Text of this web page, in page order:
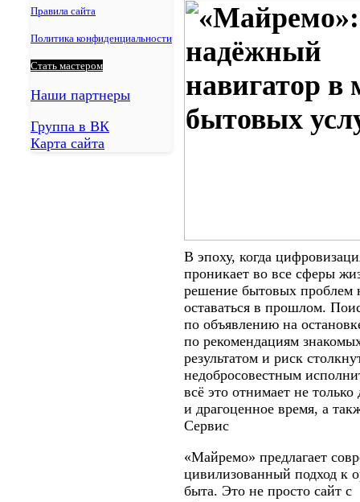
Минеральные Воды
Пятигорск
Кисловодск
Железноводск
Лермонтов
Зеленокумск
Александровское
Правила сайта
Политика конфиденциальности
Стать мастером
Наши партнеры
Группа в ВК
Карта сайта
В эпоху, когда
проникает во все сферы
решение бытовых проблем
оставаться в прошлом.
по объявлению на
по рекомендациям
результатом и риск
недобросовестным
всё это отнимает не только
и драгоценное время, а
Сервис
«Майремо» предлагает
цивилизованный подход к
быта. Это не просто сайт с